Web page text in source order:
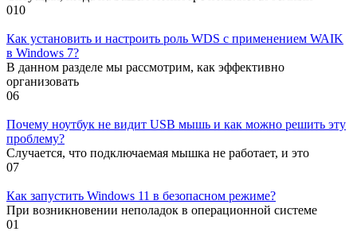
010
Как установить и настроить роль WDS с применением WAIK
в Windows 7?
В данном разделе мы рассмотрим, как эффективно
организовать
06
Почему ноутбук не видит USB мышь и как можно решить эту
проблему?
Случается, что подключаемая мышка не работает, и это
07
Как запустить Windows 11 в безопасном режиме?
При возникновении неполадок в операционной системе
01